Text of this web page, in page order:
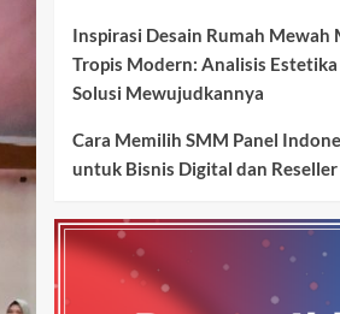
Inspirasi Desain Rumah Mewah
Tropis Modern: Analisis Estetika
Solusi Mewujudkannya
Cara Memilih SMM Panel
untuk Bisnis Digital dan Reseller